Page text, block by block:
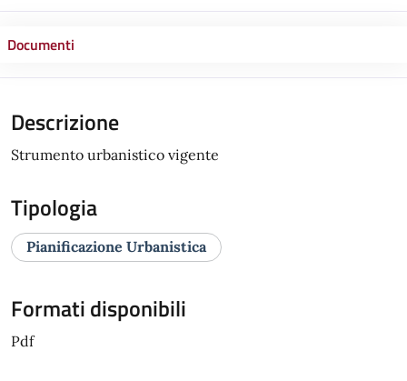
Documenti
Descrizione
Strumento urbanistico vigente
Tipologia
Pianificazione Urbanistica
Formati disponibili
Pdf